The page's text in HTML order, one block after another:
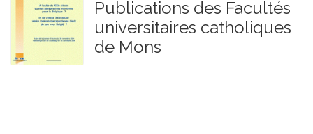
Publications des Facultés
universitaires catholiques
de Mons